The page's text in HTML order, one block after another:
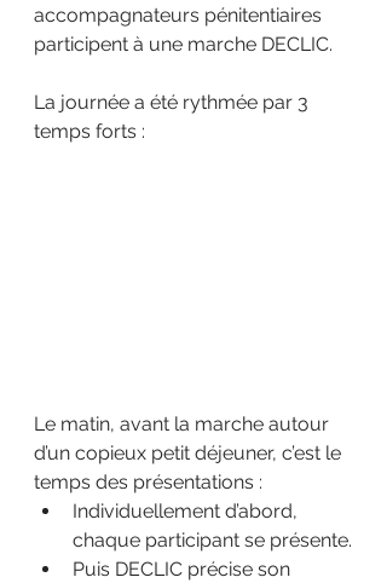
accompagnateurs pénitentiaires
participent à une marche DECLIC.
La journée a été rythmée par 3
temps forts :
Le matin, avant la marche autour
d’un copieux petit déjeuner, c’est le
temps des présentations :
Individuellement d’abord,
chaque participant se présente.
Puis DECLIC précise son